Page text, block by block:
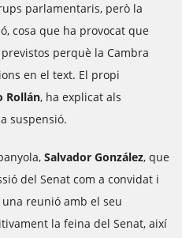
parlamentaris, però la
cosa que ha provocat que
perquè la Cambra
en el text. El propi
Rollán, ha explicat als
suspensió.
Salvador González, que
del Senat com a convidat i
reunió amb el seu
la feina del Senat, així